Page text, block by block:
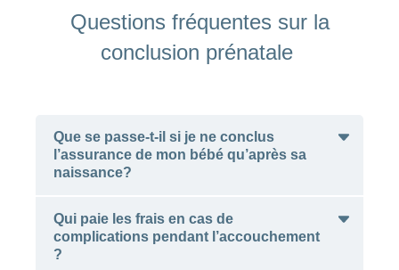
Questions fréquentes sur la
conclusion prénatale
Que se passe-t-il si je ne conclus
l’assurance de mon bébé qu’après sa
naissance?
Vous devez assurer votre enfant dans un délai
Qui paie les frais en cas de
complications pendant l’accouchement
?